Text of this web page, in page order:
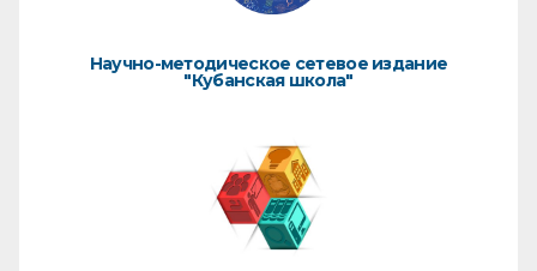
Научно-методическое сетевое издание
"Кубанская школа"